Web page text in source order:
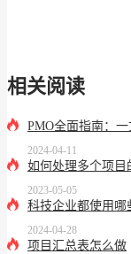
相关阅读
PMO全面指南：
2024-04-11
如何处理多个项目
2023-05-05
科技企业都使用哪
2024-04-28
项目汇总表怎么做